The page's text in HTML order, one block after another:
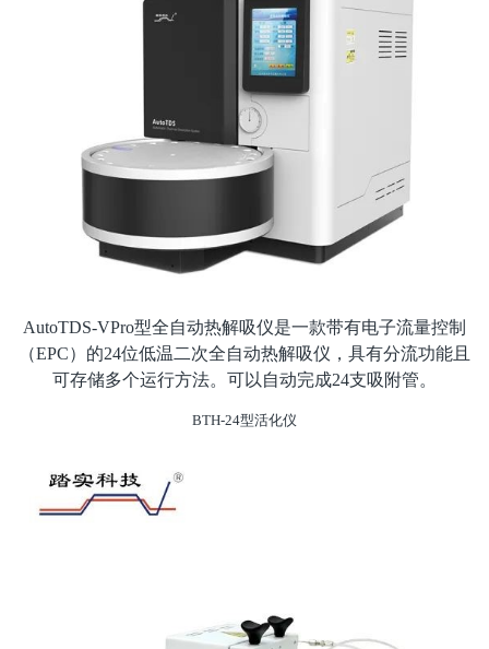
AutoTDS-VPro型全自动热解吸仪是一款带有电子流量控制
（EPC）的24位低温二次全自动热解吸仪，具有分流功能且
可存储多个运行方法。可以自动完成24支吸附管。
BTH-24型活化仪